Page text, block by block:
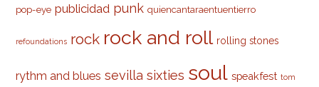
pop-eye publicidad punk quiencantaraentuentierro
refoundations rock rock and roll rolling stones
rythm and blues sevilla sixties soul speakfest tom